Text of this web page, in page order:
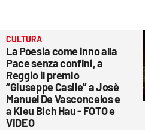
CULTURA
La Poesia come inno alla
Pace senza confini, a
Reggio il premio
“Giuseppe Casile” a Josè
Manuel De Vasconcelos e
a Kieu Bich Hau - FOTO e
VIDEO